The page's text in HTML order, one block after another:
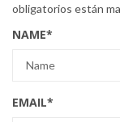
obligatorios están
NAME*
EMAIL*